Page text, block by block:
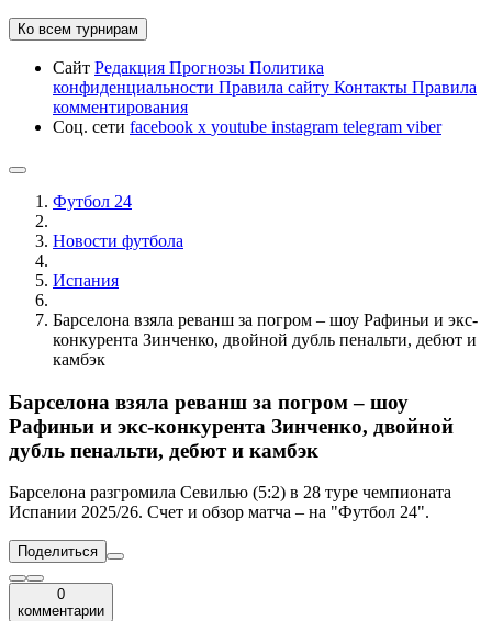
Ко всем турнирам
Сайт Редакция Прогнозы Политика
конфиденциальности Правила сайту Контакты Правила
комментирования
Соц. сети facebook x youtube instagram telegram viber
Футбол 24
Новости футбола
Испания
Барселона взяла реванш за погром – шоу Рафиньи и экс-
конкурента Зинченко, двойной дубль пенальти, дебют и
камбэк
Барселона взяла реванш за погром – шоу
Рафиньи и экс-конкурента Зинченко, двойной
дубль пенальти, дебют и камбэк
Барселона разгромила Севилью (5:2) в 28 туре чемпионата
Испании 2025/26. Счет и обзор матча – на "Футбол 24".
Поделиться
0
комментарии